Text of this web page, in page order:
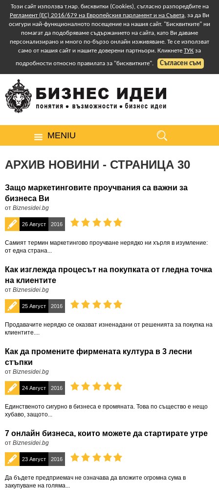
Този сайт използва т.нар. бисквитки (Cookies), съгласно разпоредбите на
Регламент (ЕС) 2016/679 на Европейския парламент и на Съвета, за да Ви
осигури най-функционалното посещение на нашия сайт. "Бисквитките" ни
помагат да подобряваме съдържанието на сайта, като Ви даваме
персонализирано и много по-бързо онлайн изживяване. Те се използват
само от нашия сайт и нашите доверени партньори. Кликнете ТУК за
подробности относно правилата за "бисквитките".
Съгласен съм
MENIU
АРХИВ НОВИНИ - СТРАНИЦА 30
Защо маркетинговите проучвания са важни за
бизнеса Ви
от Biznesidei.bg
26 Август 2016
Самият термин маркетингово проучване нерядко ни хърля в изумление:
от една страна...
Как изглежда процесът на покупката от гледна точка
на клиентите
от Biznesidei.bg
25 Август 2016
Продавачите нерядко се оказват изненадани от решенията за покупка на
клиентите....
Как да промените фирмената култура в 3 лесни
стъпки
от Biznesidei.bg
24 Август 2016
Единственото сигурно в бизнеса е промяната. Това по същество е нещо
хубаво, защото...
7 онлайн бизнеса, които можете да стартирате утре
от Biznesidei.bg
23 Август 2016
Да бъдете предприемач не означава да вложите огромна сума в
закупуване на голяма...